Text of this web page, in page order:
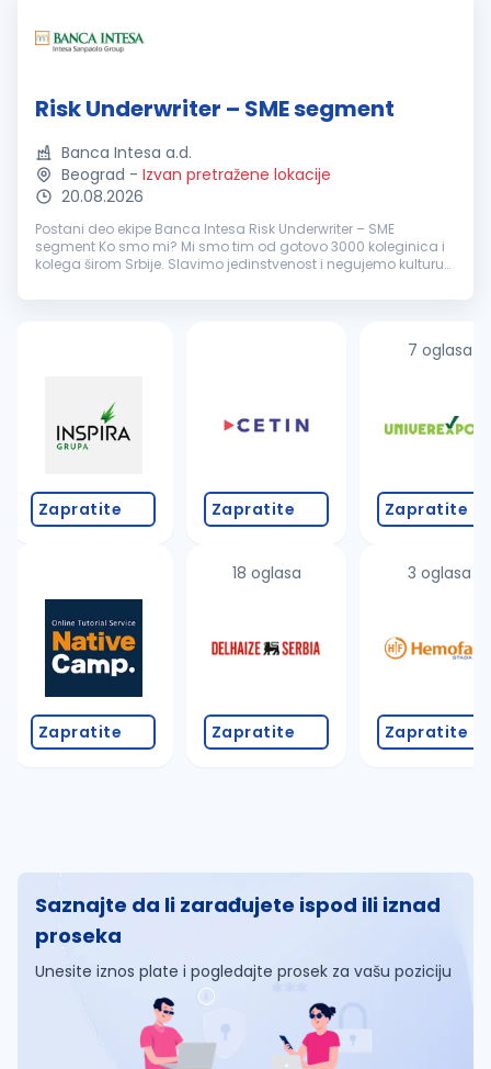
Risk Underwriter – SME segment
Banca Intesa a.d.
Beograd - Izvan pretražene lokacije
20.08.2026
Postani deo ekipe Banca Intesa Risk Underwriter – SME
segment Ko smo mi? Mi smo tim od gotovo 3000 koleginica i
kolega širom Srbije. Slavimo jedinstvenost i negujemo kulturu
se zajed...
Zapratite
Zapratite
Zapratite
18 oglasa
Zapratite
7 oglasa
Zapratite
3 oglasa
Zapratite
Saznajte da li zarađujete ispod ili iznad
proseka
Unesite iznos plate i pogledajte prosek za vašu poziciju